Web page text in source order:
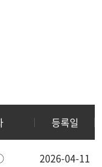
등록일
2026-04-11